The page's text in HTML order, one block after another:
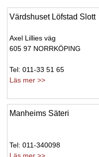
Värdshuset Löfstad Slott
Axel Lillies väg
605 97 NORRKÖPING
Tel: 011-33 51 65
Läs mer >>
Manheims Säteri
Tel: 011-340098
Läs mer >>